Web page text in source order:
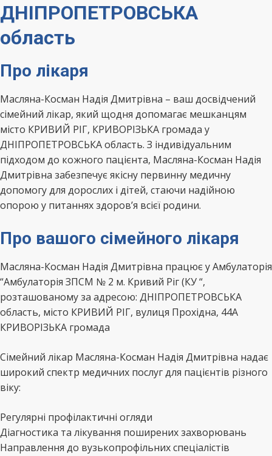
ДНІПРОПЕТРОВСЬКА
область
Про лікаря
Масляна-Косман Надія Дмитрівна – ваш досвідчений
сімейний лікар, який щодня допомагає мешканцям
місто КРИВИЙ РІГ, КРИВОРІЗЬКА громада у
ДНІПРОПЕТРОВСЬКА область. З індивідуальним
підходом до кожного пацієнта, Масляна-Косман Надія
Дмитрівна забезпечує якісну первинну медичну
допомогу для дорослих і дітей, стаючи надійною
опорою у питаннях здоров’я всієї родини.
Про вашого сімейного лікаря
Масляна-Косман Надія Дмитрівна працює у Амбулаторія
“Амбулаторія ЗПСМ № 2 м. Кривий Ріг (КУ “,
розташованому за адресою: ДНІПРОПЕТРОВСЬКА
область, місто КРИВИЙ РІГ, вулиця Прохідна, 44А
КРИВОРІЗЬКА громада
Сімейний лікар Масляна-Косман Надія Дмитрівна надає
широкий спектр медичних послуг для пацієнтів різного
віку:
Регулярні профілактичні огляди
Діагностика та лікування поширених захворювань
Направлення до вузькопрофільних спеціалістів